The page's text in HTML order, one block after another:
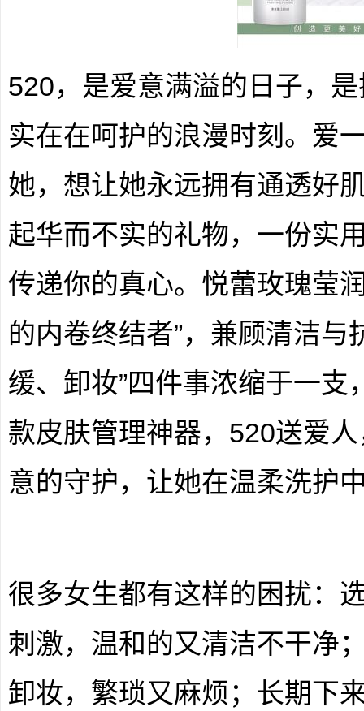
520，是爱意满溢的日子，
实在在呵护的浪漫时刻。爱
她，想让她永远拥有通透好
起华而不实的礼物，一份实
传递你的真心。悦蕾玫瑰莹
的内卷终结者”，兼顾清洁与
缓、卸妆”四件事浓缩于一
款皮肤管理神器，520送爱
意的守护，让她在温柔洗护
很多女生都有这样的困扰：
刺激，温和的又清洁不干净
卸妆，繁琐又麻烦；长期下